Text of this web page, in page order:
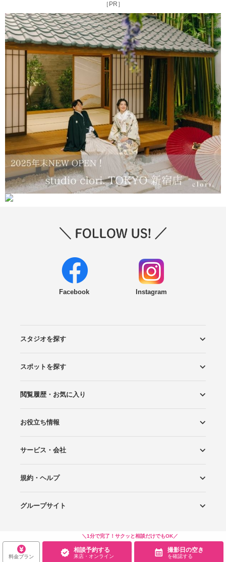
＼1分で完了！サクッと相談だけでもOK／
料金プラン
相談予約する
来店・オンライン
撮影日の空き
を確認する
［PR］
Facebook Instagram
スタジオを探す
エリアから探す
こだわりから探す
NEW PHOTO STYLE
プランから探す
フォトタイプ診断
フォトグラファーから探す
国内リゾートから探す
スポットを探す
ロケーションから探す
スタジオから探す
閲覧履歴・お気に入り
閲覧スタジオ
お気に入り
お役立ち情報
Wedding Photo マガジン
はじめてガイド
サービス・会社
Photoraitとは
スタジオの掲載について
お問い合わせ
運営会社
サイトマップ
規約・ヘルプ
プライバシーポリシー
利用規約
ヘルプ
グループサイト
Wedding Park 海外
Copyright©WEDDING PARK CO.,LTD.